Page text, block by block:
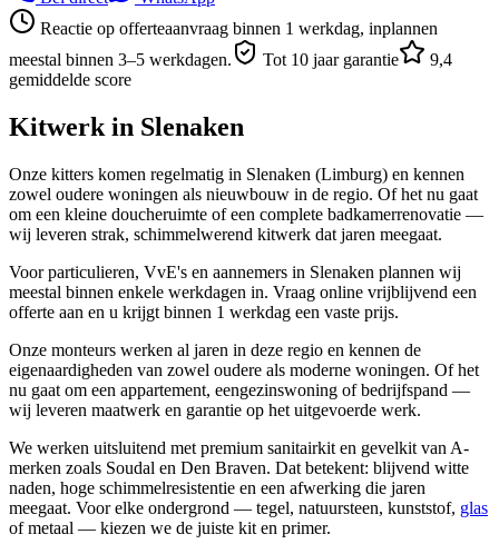
Reactie op offerteaanvraag binnen 1 werkdag, inplannen
meestal binnen 3–5 werkdagen.
Tot 10 jaar garantie
9,4
gemiddelde score
Kitwerk in Slenaken
Onze kitters komen regelmatig in Slenaken (Limburg) en kennen
zowel oudere woningen als nieuwbouw in de regio. Of het nu gaat
om een kleine doucheruimte of een complete badkamerrenovatie —
wij leveren strak, schimmelwerend kitwerk dat jaren meegaat.
Voor particulieren, VvE's en aannemers in Slenaken plannen wij
meestal binnen enkele werkdagen in. Vraag online vrijblijvend een
offerte aan en u krijgt binnen 1 werkdag een vaste prijs.
Onze monteurs werken al jaren in deze regio en kennen de
eigenaardigheden van zowel oudere als moderne woningen. Of het
nu gaat om een appartement, eengezinswoning of bedrijfspand —
wij leveren maatwerk en garantie op het uitgevoerde werk.
We werken uitsluitend met premium sanitairkit en gevelkit van A-
merken zoals Soudal en Den Braven. Dat betekent: blijvend witte
naden, hoge schimmelresistentie en een afwerking die jaren
meegaat. Voor elke ondergrond — tegel, natuursteen, kunststof, glas
of metaal — kiezen we de juiste kit en primer.